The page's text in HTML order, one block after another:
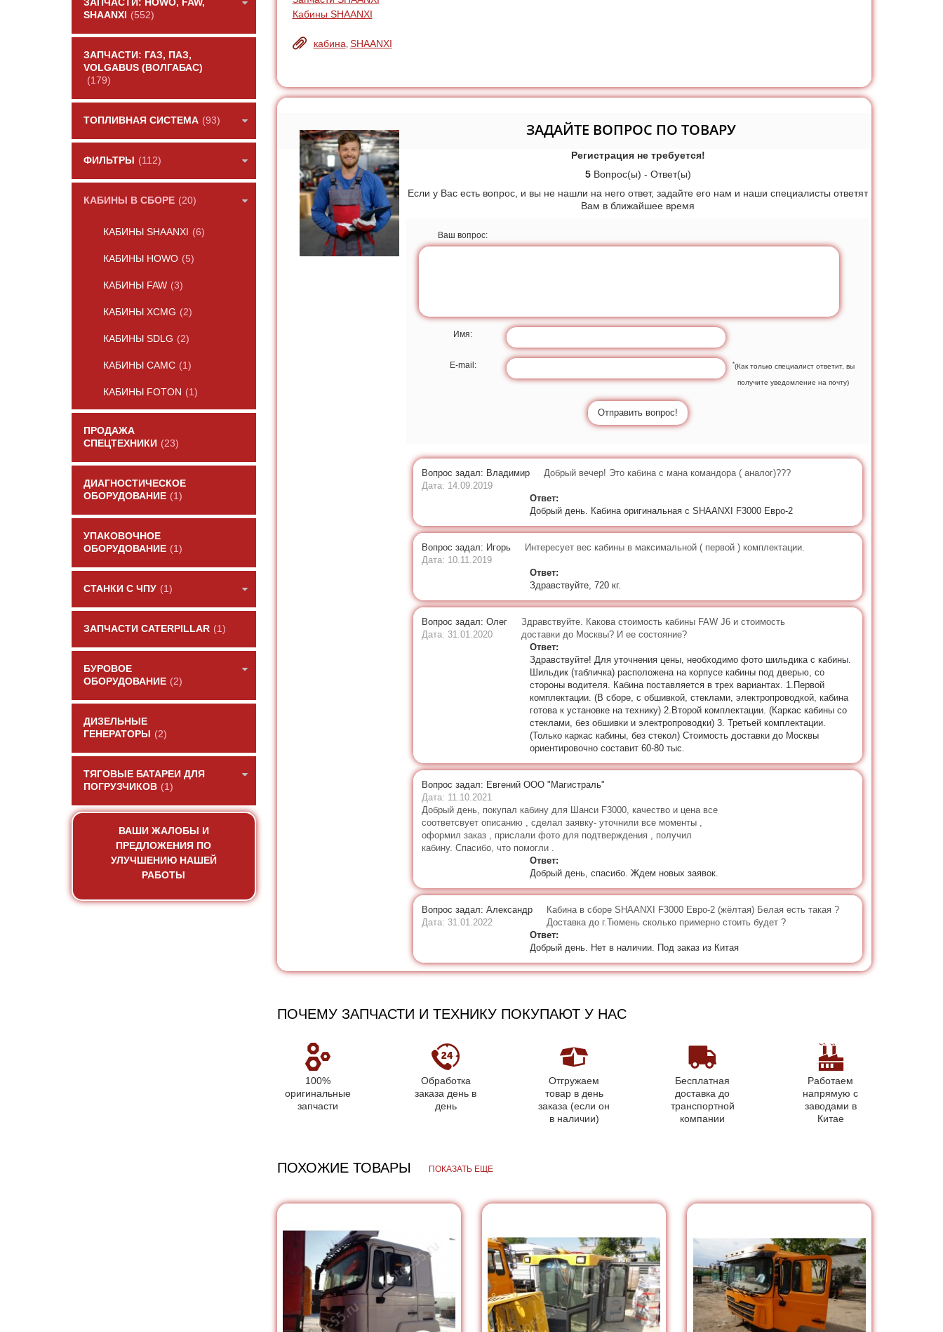
ЗАПЧАСТИ: HOWO, FAW,
SHAANXI
(552)
ЗАПЧАСТИ: ГАЗ, ПАЗ,
VOLGABUS (ВОЛГАБАС)
(179)
ТОПЛИВНАЯ СИСТЕМА (93)
ФИЛЬТРЫ (112)
КАБИНЫ В СБОРЕ (20)
КАБИНЫ SHAANXI (6)
КАБИНЫ HOWO (5)
КАБИНЫ FAW (3)
КАБИНЫ XCMG (2)
КАБИНЫ SDLG (2)
КАБИНЫ CAMC (1)
КАБИНЫ FOTON (1)
ПРОДАЖА
СПЕЦТЕХНИКИ (23)
ДИАГНОСТИЧЕСКОЕ
ОБОРУДОВАНИЕ (1)
УПАКОВОЧНОЕ
ОБОРУДОВАНИЕ (1)
СТАНКИ С ЧПУ (1)
ЗАПЧАСТИ CATERPILLAR (1)
БУРОВОЕ
ОБОРУДОВАНИЕ (2)
ДИЗЕЛЬНЫЕ
ГЕНЕРАТОРЫ
(2)
ТЯГОВЫЕ БАТАРЕИ ДЛЯ
ПОГРУЗЧИКОВ (1)
ВАШИ ЖАЛОБЫ И
ПРЕДЛОЖЕНИЯ ПО
УЛУЧШЕНИЮ НАШЕЙ
РАБОТЫ
Кабины SHAANXI
кабина, SHAANXI
ЗАДАЙТЕ ВОПРОС ПО ТОВАРУ
Регистрация не требуется!
5Вопрос(ы) - Ответ(ы)
Если у Вас есть вопрос, и вы не нашли на него ответ, задайте его нам и наши специалисты ответят
Вам в ближайшее время
Ваш вопрос:
Имя:
E-mail: *(Как только специалист ответит, вы
получите уведомление на почту)
Отправить вопрос!
Вопрос задал: Владимир
Дата: 14.09.2019
Добрый вечер! Это кабина с мана командора ( аналог)???
Ответ:
Добрый день. Кабина оригинальная с SHAANXI F3000 Евро-2
Вопрос задал: Игорь
Дата: 10.11.2019
Интересует вес кабины в максимальной ( первой ) комплектации.
Ответ:
Здравствуйте, 720 кг.
Вопрос задал: Олег
Дата: 31.01.2020
Здравствуйте. Какова стоимость кабины FAW J6 и стоимость
доставки до Москвы? И ее состояние?
Ответ:
Здравствуйте! Для уточнения цены, необходимо фото шильдика с кабины.
Шильдик (табличка) расположена на корпусе кабины под дверью, со
стороны водителя. Кабина поставляется в трех вариантах. 1.Первой
комплектации. (В сборе, с обшивкой, стеклами, электропроводкой, кабина
готова к установке на технику) 2.Второй комплектации. (Каркас кабины со
стеклами, без обшивки и электропроводки) 3. Третьей комплектации.
(Только каркас кабины, без стекол) Стоимость доставки до Москвы
ориентировочно составит 60-80 тыс.
Вопрос задал: Евгений ООО "Магистраль"
Дата: 11.10.2021
Добрый день, покупал кабину для Шанси F3000, качество и цена все
соответсвует описанию , сделал заявку- уточнили все моменты ,
оформил заказ , прислали фото для подтверждения , получил
кабину. Спасибо, что помогли .
Ответ:
Добрый день, спасибо. Ждем новых заявок.
Вопрос задал: Александр
Дата: 31.01.2022
Кабина в сборе SHAANXI F3000 Евро-2 (жёлтая) Белая есть такая ?
Доставка до г.Тюмень сколько примерно стоить будет ?
Ответ:
Добрый день. Нет в наличии. Под заказ из Китая
ПОЧЕМУ ЗАПЧАСТИ И ТЕХНИКУ ПОКУПАЮТ У НАС
100%
оригинальные
запчасти
Обработка
заказа день в
день
Отгружаем
товар в день
заказа (если он
в наличии)
Бесплатная
доставка до
транспортной
компании
Работаем
напрямую с
заводами в
Китае
ПОХОЖИЕ ТОВАРЫ ПОКАЗАТЬ ЕЩЕ